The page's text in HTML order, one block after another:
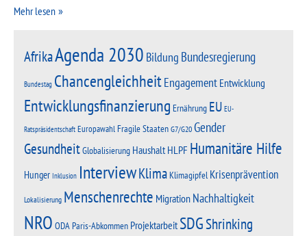
Mehr lesen
AfrikaAgenda 2030 Bildung Bundesregierung
Bundestag ChancengleichheitEngagement Entwicklung
Entwicklungsfinanzierung Ernährung EU EU-
Ratspräsidentschaft EuropawahlFragile StaatenG7/G20Gender
GesundheitGlobalisierung HaushaltHLPF Humanitäre Hilfe
Hunger Inklusion InterviewKlimaKlimagipfel Krisenprävention
Lokalisierung Menschenrechte Migration Nachhaltigkeit
NRO ODAParis-Abkommen ProjektarbeitSDGShrinking